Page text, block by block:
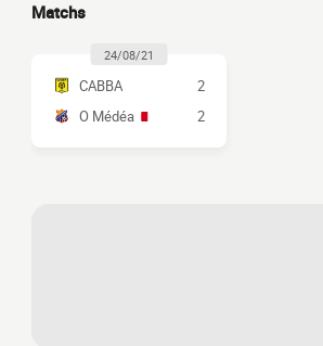
Matchs
24/08/21
CABBA
2
O Médéa
2